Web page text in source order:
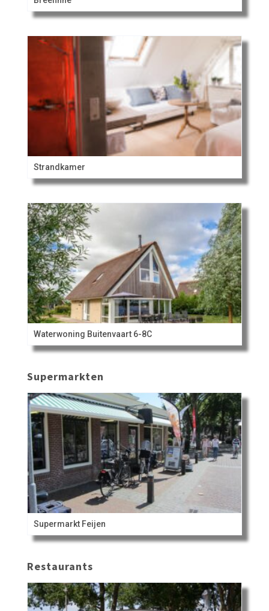
Strandkamer
Waterwoning Buitenvaart 6-8C
Supermarkten
Supermarkt Feijen
Restaurants